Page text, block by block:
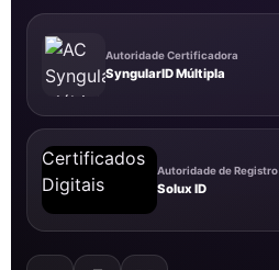
Autoridade Certificadora
SyngularID Múltipla
Autoridade de Registro
Solux ID